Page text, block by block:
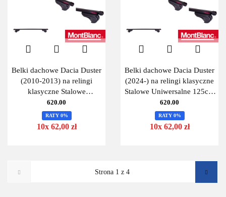
Belki dachowe Dacia Duster
(2010-2013) na relingi
klasyczne Stalowe
Uniwersalne 125cm
MontBlanc 125 Steel-
620.00
RATY 0%
10x 62,00 zł
Belki dachowe Dacia Duster
(2024-) na relingi klasyczne
Stalowe Uniwersalne 125cm
MontBlanc 125 Steel-
620.00
RATY 0%
10x 62,00 zł